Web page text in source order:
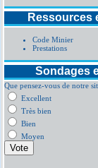
Ressources
Code Minier
Prestations
Sondages
Que pensez-vous de notre
Excellent
Très bien
Bien
Moyen